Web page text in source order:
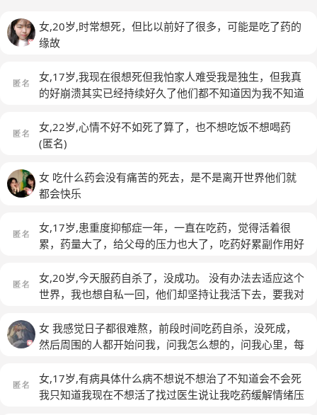
女,20岁,时常想死，但比以前好了很多，可能是吃了药的
缘故
女,17岁,我现在很想死但我怕家人难受我是独生，但我真
的好崩溃其实已经持续好久了他们都不知道因为我不知道
心理治疗我同样不知道怎么开口甚至一个小时的治疗我都
讲不了一个字我是真的真的不知道如何讲我不知道你们能
两次因为计量少没什么明显后果也没被发现过我不去住院
负担不起长久治疗也不想耽误学业
女,22岁,心情不好不如死了算了，也不想吃饭不想喝药
(匿名)
女 吃什么药会没有痛苦的死去，是不是离开世界他们就
都会快乐
女,17岁,患重度抑郁症一年，一直在吃药，觉得活着很
累，药量大了，给父母的压力也大了，吃药好累副作用好
女,20岁,今天服药自杀了，没成功。 没有办法去适应这个
世界，我也想自私一回，他们却坚持让我活下去，要我对
去世的人的话一笑了之。做不到，始终如此。 要去变成
试验品，接受新的治疗了，好累，为什么不能直接把我关
女 我感觉日子都很难熬，前段时间吃药自杀，没死成，
然后周围的人都开始问我，问我怎么想的，问我心里，每
快点死。他们不理解我，把对我错误的看法加到我身上，
太难受了。我每天都不想动，只想自己在一个房间里带
女,17岁,有病具体什么病不想说不想治了不知道会不会死
我只知道我现在不想活了找过医生说让我吃药缓解情绪压